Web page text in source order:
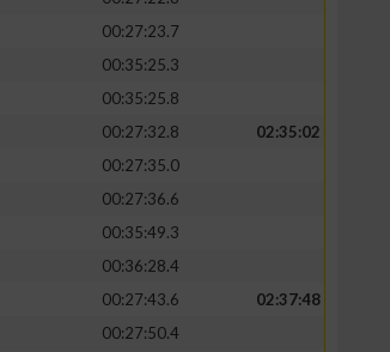
00:27:23.7
00:35:25.3
00:35:25.8
00:27:32.8
02:35:02
00:27:35.0
00:27:36.6
00:35:49.3
00:36:28.4
00:27:43.6
02:37:48
00:27:50.4